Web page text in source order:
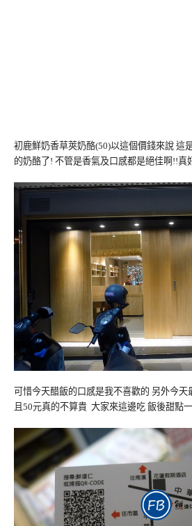
初鹿鮮奶香草莢奶酪(50)以這個價錢來說 這
的奶酪了! 不管是香氣及口感都是絕佳啊!!真
可惜今天醋飯的口感是我不喜歡的 另外今天
且50元真的不算貴 大家來這邊吃 飯後甜點